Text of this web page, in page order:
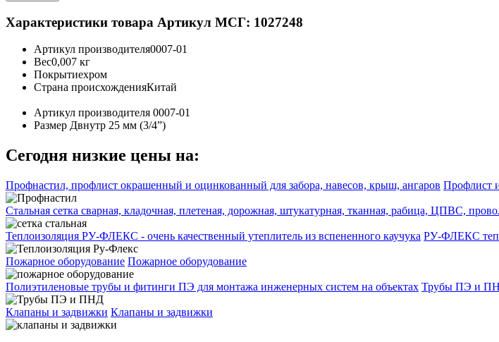
Характеристики товара Артикул МСГ: 1027248
Артикул производителя0007-01
Вес0,007 кг
Покрытиехром
Страна происхожденияКитай
Артикул производителя 0007-01
Размер Двнутр 25 мм (3/4”)
Сегодня низкие цены на:
Профнастил, профлист окрашенный и оцинкованный для забора, навесов, крыш, ангаров Профлист
Стальная сетка сварная, кладочная, плетеная, дорожная, штукатурная, тканная, рабица, ЦПВС,
Теплоизоляция РУ-ФЛЕКС - очень качественный утеплитель из вспененного каучука РУ-ФЛЕКС
Пожарное оборудование Пожарное оборудование
Полиэтиленовые трубы и фитинги ПЭ для монтажа инженерных систем на объектах Трубы ПЭ и
Клапаны и задвижки Клапаны и задвижки